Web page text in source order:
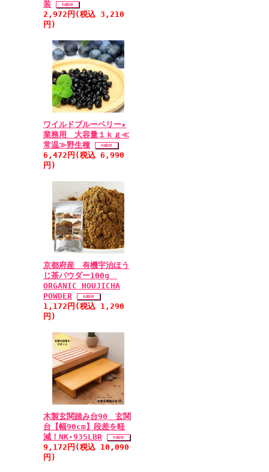
装
2,972円(税込 3,210
円)
ワイルドブルーベリー★
業務用 大容量１ｋｇ≪
常温≫野生種
6,472円(税込 6,990
円)
京都府産 有機宇治ほう
じ茶パウダー100g
ORGANIC HOUJICHA
POWDER
1,172円(税込 1,290
円)
木製玄関踏み台90 玄関
台【幅90cm】段差を軽
減！NK-935LBR
9,172円(税込 10,090
円)